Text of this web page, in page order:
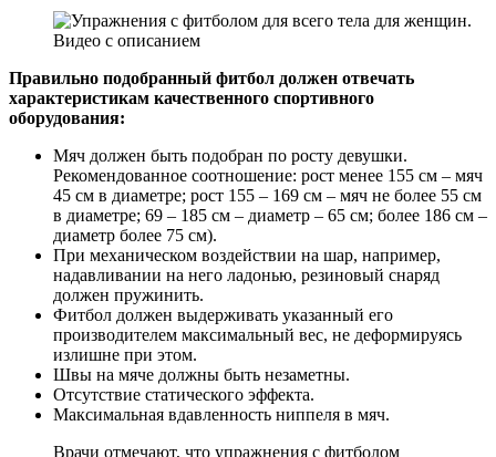
Правильно подобранный фитбол должен отвечать
характеристикам качественного спортивного
оборудования:
Мяч должен быть подобран по росту девушки.
Рекомендованное соотношение: рост менее 155 см – мяч
45 см в диаметре; рост 155 – 169 см – мяч не более 55 см
в диаметре; 69 – 185 см – диаметр – 65 см; более 186 см –
диаметр более 75 см).
При механическом воздействии на шар, например,
надавливании на него ладонью, резиновый снаряд
должен пружинить.
Фитбол должен выдерживать указанный его
производителем максимальный вес, не деформируясь
излишне при этом.
Швы на мяче должны быть незаметны.
Отсутствие статического эффекта.
Максимальная вдавленность ниппеля в мяч.
Врачи отмечают, что упражнения с фитболом